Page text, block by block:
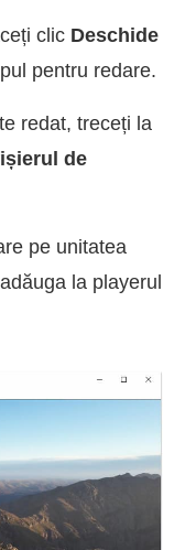
clic Deschide
pentru redare.
redat, treceți la
de
pe unitatea
la playerul